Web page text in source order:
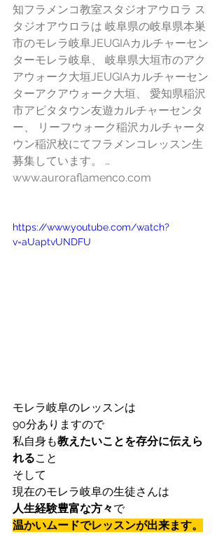
知フラメンコ教室スタジオアウロラ ス
タジオアウロラは 岐阜県の岐阜県本巣
市のモレラ岐阜JEUGIAカルチャーセン
ターモレラ岐阜、 岐阜県大垣市のアク
アウォーク大垣JEUGIAカルチャーセン
ターアクアウォーク大垣、 愛知県稲沢
市アピタタウン友遊カルチャーセンタ
ー、 リーフウォーク稲沢カルチャータ
ウン稲沢校にてフラメンコレッスン生
募集しています。 …
www.auroraflamenco.com
https://www.youtube.com/watch?
v=aUaptvUNDFU
モレラ岐阜のレッスンは
90分ありますので
私自身も教えたいことを存分に伝えら
れること
そして
現在のモレラ岐阜の生徒さんは
人生経験豊富な方々で
温かいムードでレッスンが出来ます。